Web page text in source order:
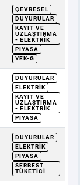
ÇEVRESEL
DUYURULAR
KAYIT VE
UZLAŞTIRMA
- ELEKTRIK
PIYASA
YEK-G
DUYURULAR
ELEKTRIK
KAYIT VE
UZLAŞTIRMA
- ELEKTRIK
PIYASA
DUYURULAR
ELEKTRIK
PIYASA
SERBEST
TÜKETICI